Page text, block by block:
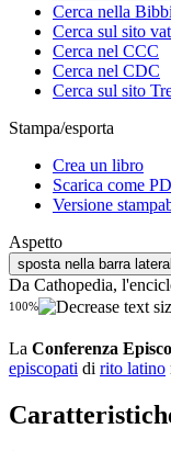
Cerca nella
Cerca sul sito
Cerca nel CCC
Cerca nel CDC
Cerca sul sito
Stampa/esporta
Crea un libro
Scarica come
Versione
Aspetto
sposta nella barra
Da Cathopedia,
100%
La Conferenza
episcopati di rito latino